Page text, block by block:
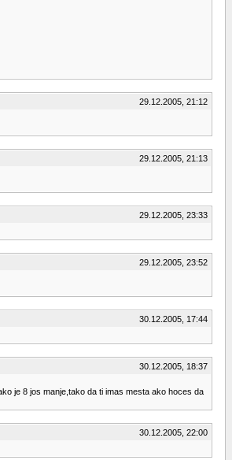
29.12.2005, 21:12
29.12.2005, 21:13
29.12.2005, 23:33
29.12.2005, 23:52
30.12.2005, 17:44
30.12.2005, 18:37
je 8 jos manje,tako da ti imas mesta ako hoces da
30.12.2005, 22:00